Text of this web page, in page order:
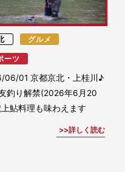
グルメ
ーツ
06/01 京都京北・上桂川♪
釣り解禁(2026年6月20
上鮎料理も味わえます
詳しく読む